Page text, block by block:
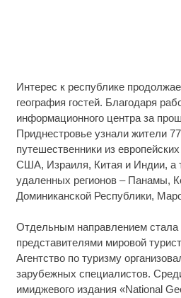
Интерес к республике
география гостей. Благодаря
информационного центра за
Приднестровье узнали жители
путешественники из
США, Израиля, Китая и Индии, а
удаленных регионов – Панамы,
Доминиканской Республики,
Отдельным направлением стала
представителями мировой
Агентство по туризму
зарубежных специалистов.
имиджевого издания «National